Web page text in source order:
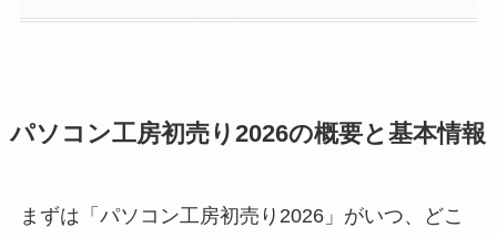
パソコン工房初売り2026の概要と基本情報
まずは「パソコン工房初売り2026」がいつ、どこ